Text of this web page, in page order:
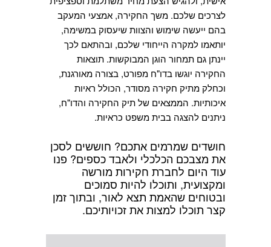
לצרכים שלכם. משך החקירה, אמצעי המעקב
בהם ייעשה שימוש והצוות שיעסוק במשימה,
יותאמו למקרה הייחודי שלכם, ובהתאם לכך
יינתן גם תמחור הוגן המבוקשות. תוצאות
החקירה יוגשו בדו"ח מפורט, בצורה מאורגנת,
וכחלק מתיק חקירה מסודר, הכולל ראיות
איכותיות. הממצאים של תיק החקירה והדו"ח,
ניתנים להצגה בבית משפט כראיות.
חושדים שמרמים אתכם? חוששים לסכן
את מצבכם הכלכלי ולאבד כספים? פנו
עוד היום לחברת חקירות מורשה
ומקצועית, ותוכלו להיות סמוכים
ובטוחים שהאמת תצא לאור, ובתוך זמן
קצר תוכלו למצות את זכויותיכם.